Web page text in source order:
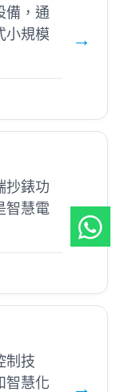
備，通
小規模
抄錶功
智慧電
制技
智慧化